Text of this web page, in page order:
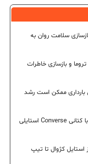
سلامت روان به
و بازسازی خاطرات
بارداری ممکن است رشد
راهنمای ست کردن کفش کانورس؛ چگونه با کتانی Converse استایلی
استایل کژوال تا تیپ